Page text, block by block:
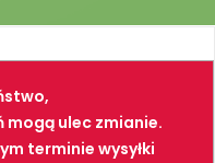
SPAWALNICTWO
PNEUMATYKA
ulec zmianie.
terminie wysyłki